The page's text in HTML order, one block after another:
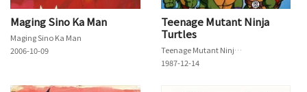
Maging Sino Ka Man
Maging Sino Ka Man
2006-10-09
Teenage Mutant Ninja
Turtles
Teenage Mutant Ninja Turtles
1987-12-14